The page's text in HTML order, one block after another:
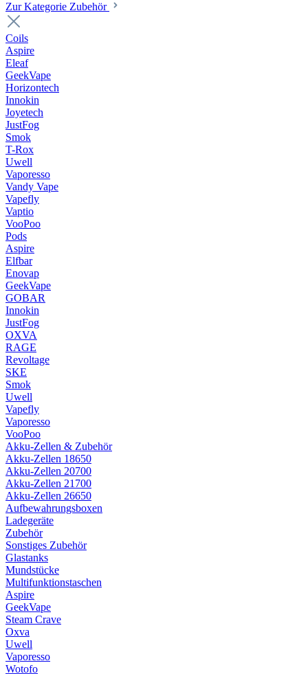
Zur Kategorie Zubehör
Coils
Aspire
Eleaf
GeekVape
Horizontech
Innokin
Joyetech
JustFog
Smok
T-Rox
Uwell
Vaporesso
Vandy Vape
Vapefly
Vaptio
VooPoo
Pods
Aspire
Elfbar
Enovap
GeekVape
GOBAR
Innokin
JustFog
OXVA
RAGE
Revoltage
SKE
Smok
Uwell
Vapefly
Vaporesso
VooPoo
Akku-Zellen & Zubehör
Akku-Zellen 18650
Akku-Zellen 20700
Akku-Zellen 21700
Akku-Zellen 26650
Aufbewahrungsboxen
Ladegeräte
Zubehör
Sonstiges Zubehör
Glastanks
Mundstücke
Multifunktionstaschen
Aspire
GeekVape
Steam Crave
Oxva
Uwell
Vaporesso
Wotofo